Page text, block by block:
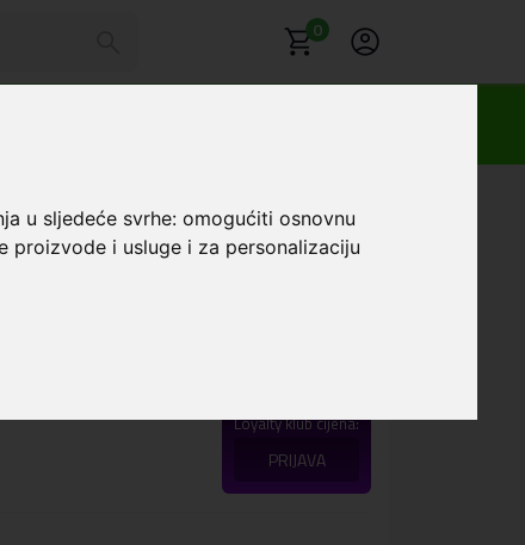
u sljedeće svrhe:omogućiti osnovnu
proizvode i usluge i za personalizaciju
0
Vezica za mobitel
Loyalty klub cijena:
PRIJAVA